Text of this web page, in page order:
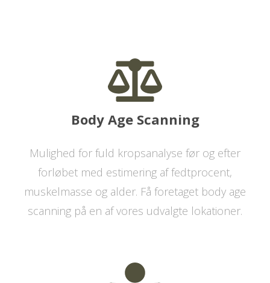
Body Age Scanning
Mulighed for fuld kropsanalyse før og efter
forløbet med estimering af fedtprocent,
muskelmasse og alder. Få foretaget body age
scanning på en af vores udvalgte lokationer.